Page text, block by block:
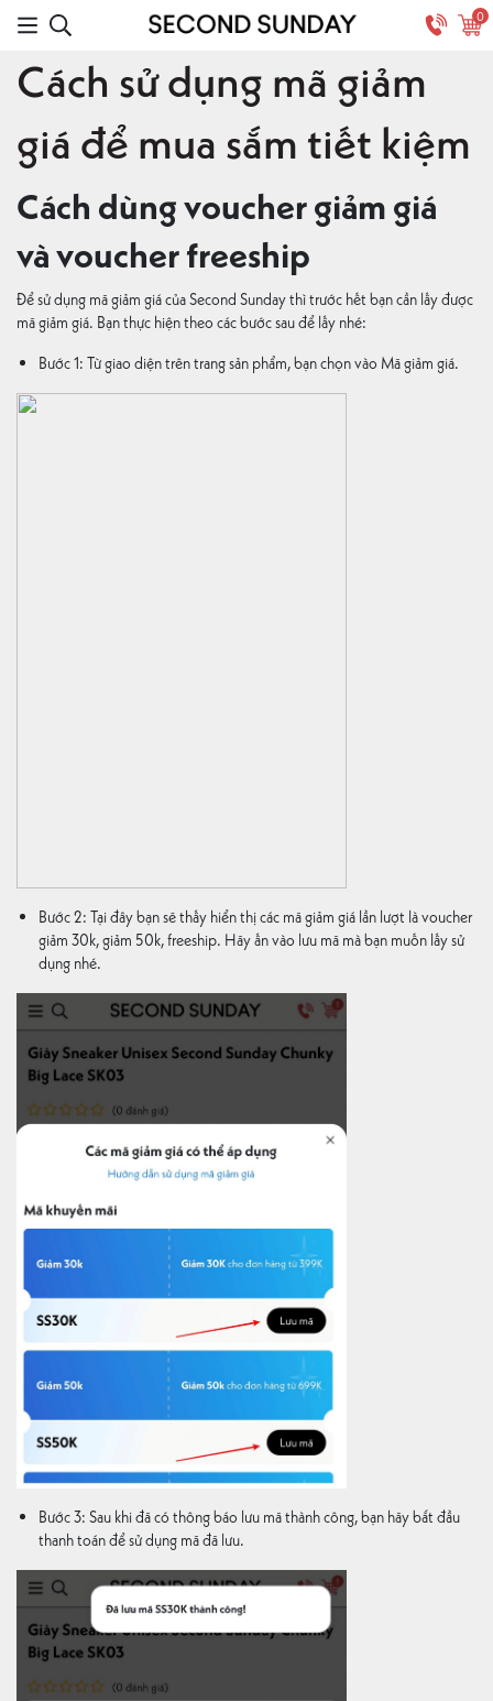
0
Cách sử dụng mã giảm
giá để mua sắm tiết kiệm
Cách dùng voucher giảm giá
và voucher freeship
Để sử dụng mã giảm giá của Second Sunday thì trước hết bạn cần lấy được
mã giảm giá. Bạn thực hiện theo các bước sau để lấy nhé:
Bước 1: Từ giao diện trên trang sản phẩm, bạn chọn vào Mã giảm giá.
Bước 2: Tại đây bạn sẽ thấy hiển thị các mã giảm giá lần lượt là voucher
giảm 30k, giảm 50k, freeship. Hãy ấn vào lưu mã mà bạn muốn lấy sử
dụng nhé.
Bước 3: Sau khi đã có thông báo lưu mã thành công, bạn hãy bắt đầu
thanh toán để sử dụng mã đã lưu.